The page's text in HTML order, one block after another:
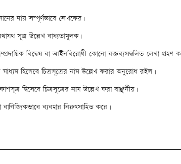
দায় সম্পূর্ণভাবে লেখকের।
সূত্র উল্লেখ বাধ্যতামূলক।
বিদ্বেষ বা আইনবিরোধী কোনো বক্তব্যসম্বলিত লেখা গ্রহণ
হিসেবে চিত্রসূত্রের নাম উল্লেখ করার অনুরোধ রইল।
হিসেবে চিত্রসূত্রের নাম উল্লেখ করা বাঞ্ছনীয়।
ব্যবহার নিরুৎসাহিত করে।